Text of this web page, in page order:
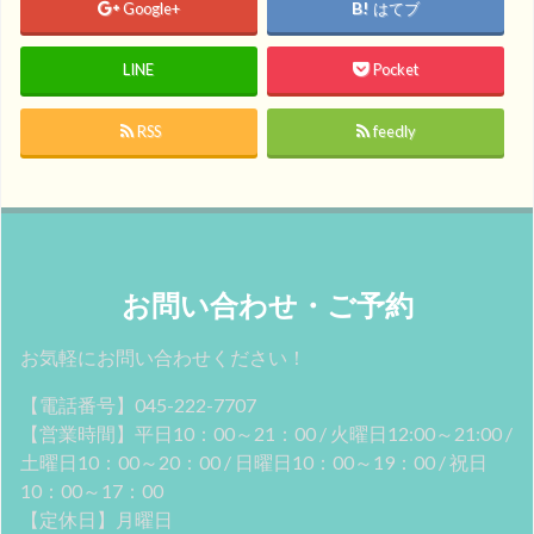
Google+ はてブ
LINE Pocket
RSS feedly
お問い合わせ・ご予約
お気軽にお問い合わせください！
【電話番号】045-222-7707
【営業時間】平日10：00～21：00 / 火曜日12:00～21:00 /
土曜日10：00～20：00 / 日曜日10：00～19：00 / 祝日
10：00～17：00
【定休日】月曜日